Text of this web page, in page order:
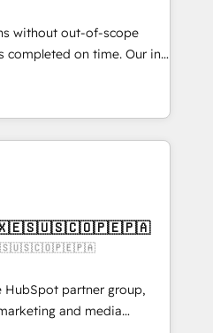
you will start to see
for growth! Want to
us to set up a
without out-of-scope
on time. Our in-
marketers handles all
✨
from 15+ different CRMs
pages ✨ CS: Clients
& +751% new visitors for a
✨ CS: 415% conversion
leaders:
Impact Award 🏆
🏆 Finalist: HubSpot
HubSpot partner group,
and media